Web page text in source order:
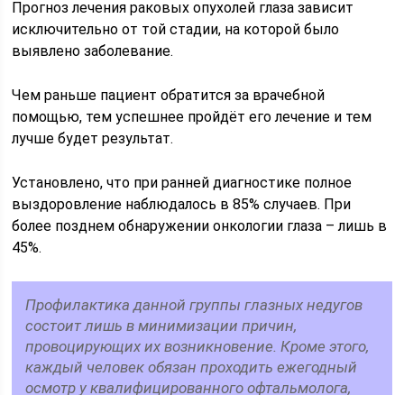
Прогноз лечения раковых опухолей глаза зависит
исключительно от той стадии, на которой было
выявлено заболевание.
Чем раньше пациент обратится за врачебной
помощью, тем успешнее пройдёт его лечение и тем
лучше будет результат.
Установлено, что при ранней диагностике полное
выздоровление наблюдалось в 85% случаев. При
более позднем обнаружении онкологии глаза – лишь в
45%.
Профилактика данной группы глазных недугов
состоит лишь в минимизации причин,
провоцирующих их возникновение. Кроме этого,
каждый человек обязан проходить ежегодный
осмотр у квалифицированного офтальмолога,